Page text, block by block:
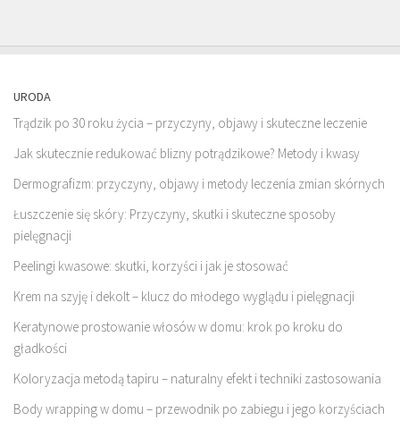
URODA
Trądzik po 30 roku życia – przyczyny, objawy i skuteczne leczenie
Jak skutecznie redukować blizny potrądzikowe? Metody i kwasy
Dermografizm: przyczyny, objawy i metody leczenia zmian skórnych
Łuszczenie się skóry: Przyczyny, skutki i skuteczne sposoby
pielęgnacji
Peelingi kwasowe: skutki, korzyści i jak je stosować
Krem na szyję i dekolt – klucz do młodego wyglądu i pielęgnacji
Keratynowe prostowanie włosów w domu: krok po kroku do
gładkości
Koloryzacja metodą tapiru – naturalny efekt i techniki zastosowania
Body wrapping w domu – przewodnik po zabiegu i jego korzyściach